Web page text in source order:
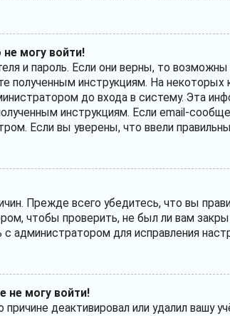
не могу войти!
и пароль. Если они верны, то
полученным инструкциям. На
до входа в систему. Эта
инструкциям. Если email-
Если вы уверены, что ввели
Прежде всего убедитесь, что вы
чтобы проверить, не был ли вам
администратором для исправления
не могу войти!
деактивировал или удалил вашу